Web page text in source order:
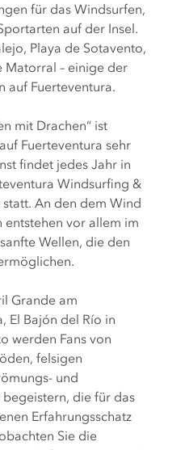
für das Windsurfen,
auf der Insel.
Playa de Sotavento,
Matorral – einige der
auf Fuerteventura.
mit Drachen“ ist
Fuerteventura sehr
findet jedes Jahr in
Windsurfing &
An den dem Wind
entstehen vor allem im
Wellen, die den
Grande am
El Bajón del Río in
werden Fans von
felsigen
und
die für das
Erfahrungsschatz
Sie die